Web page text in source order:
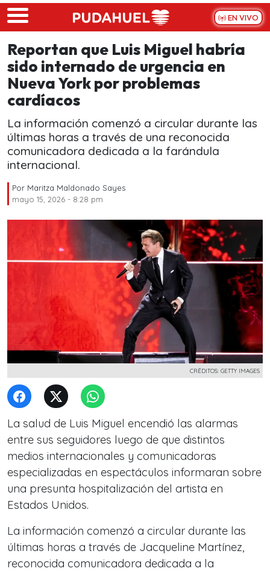
Skip to main content
EN VIVO
Reportan que Luis Miguel habría
sido internado de urgencia en
Nueva York por problemas
cardíacos
La información comenzó a circular durante las
últimas horas a través de una reconocida
comunicadora dedicada a la farándula
internacional.
Por Maritza Maldonado Sayes
mayo 15, 2026 - 8:28 pm
CRÉDITOS: GETTY IMAGES
La salud de Luis Miguel encendió las alarmas
entre sus seguidores luego de que distintos
medios internacionales y comunicadoras
especializadas en espectáculos informaran sobre
una presunta hospitalización del artista en
Estados Unidos.
La información comenzó a circular durante las
últimas horas a través de Jacqueline Martínez,
reconocida comunicadora dedicada a la